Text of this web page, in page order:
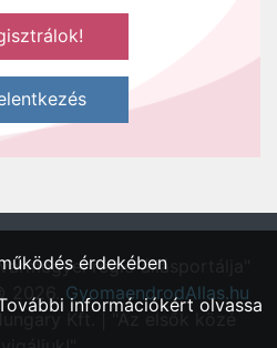
régió állásportálja"
2026.GyomaendrodAllas.hu
Kft. | "Az elsők közé
érdekében
információkért olvassa